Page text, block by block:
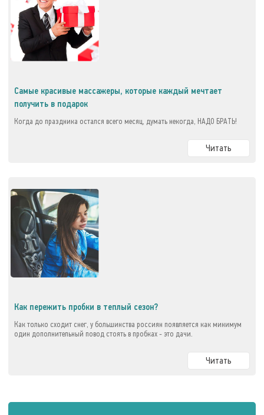
Самые красивые массажеры, которые каждый мечтает
получить в подарок
Когда до праздника остался всего месяц, думать некогда, НАДО БРАТЬ!
Читать
Как пережить пробки в теплый сезон?
Как только сходит снег, у большинства россиян появляется как минимум
один дополнительный повод стоять в пробках - это дачи.
Читать